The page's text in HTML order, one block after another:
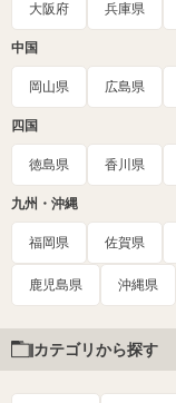
大阪府 兵庫県
中国
岡山県 広島県
四国
徳島県 香川県
九州・沖縄
福岡県 佐賀県
鹿児島県 沖縄県
カテゴリから探す